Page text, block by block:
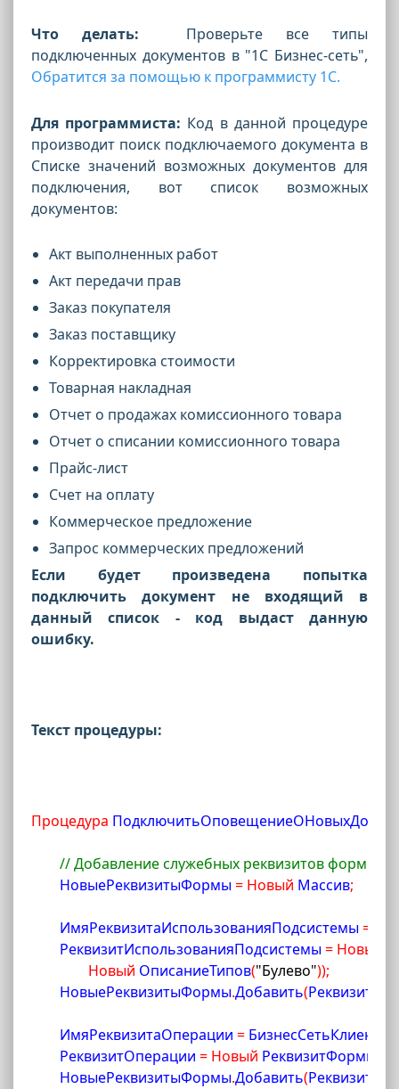
Что делать:
Проверьте все типы
подключенных документов в "1С Бизнес-сеть",
Обратится за помощью к программисту 1С.
Для программиста: Код в данной процедуре
производит поиск подключаемого документа в
Списке значений возможных документов для
подключения, вот список возможных
документов:
Акт выполненных работ
Акт передачи прав
Заказ покупателя
Заказ поставщику
Корректировка стоимости
Товарная накладная
Отчет о продажах комиссионного товара
Отчет о списании комиссионного товара
Прайс-лист
Счет на оплату
Коммерческое предложение
Запрос коммерческих предложений
Если будет произведена попытка
подключить документ не входящий в
данный список - код выдаст данную
ошибку.
Текст процедуры:
Процедура
// Добавление служебных реквизитов формы.
	НовыеРеквизитыФормы
= Новый Массив;
	ИмяРеквизитаИспользованияПодсистемы
=
	РеквизитИспользованияПодсистемы
= Новый
Новый ОписаниеТипов("Булево"));
	НовыеРеквизитыФормы
.Добавить(
	ИмяРеквизитаОперации
=
	РеквизитОперации
= Новый РеквизитФормы
	НовыеРеквизитыФормы
.Добавить(